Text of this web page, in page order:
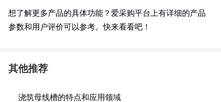
想了解更多产品的具体功能？爱采购平台上有详细的产品
参数和用户评价可以参考。快来看看吧！
其他推荐
浇筑母线槽的特点和应用领域